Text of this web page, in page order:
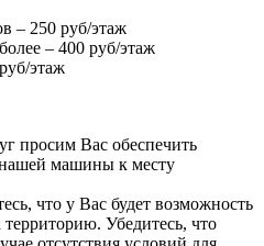
– 250 руб/этаж
– 400 руб/этаж
этаж
просим Вас обеспечить
нашей машины к месту
что у Вас будет возможность
территорию. Убедитесь, что